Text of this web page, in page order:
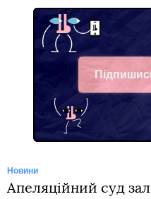
Telegram
Новини
Апеляційний суд